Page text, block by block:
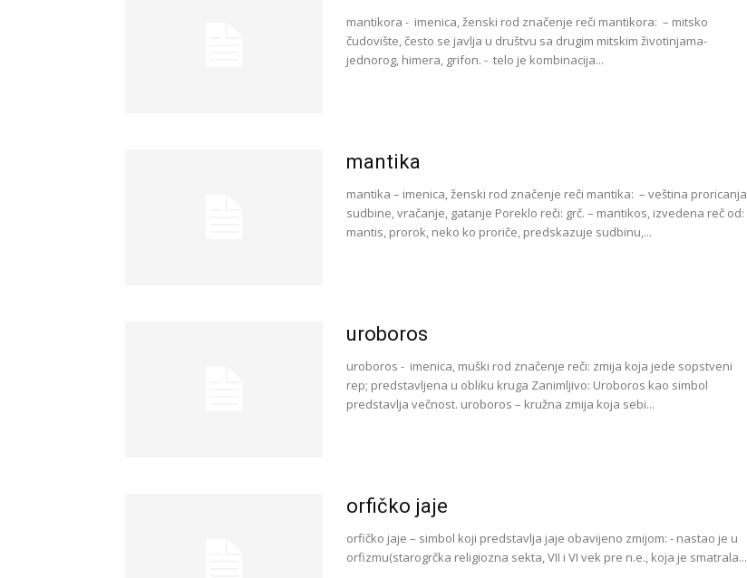
mantikora - imenica, ženski rod značenje reči mantikora: – mitsko
čudovište, često se javlja u društvu sa drugim mitskim životinjama-
jednorog, himera, grifon. - telo je kombinacija...
mantika
mantika – imenica, ženski rod značenje reči mantika: – veština proricanja
sudbine, vračanje, gatanje Poreklo reči: grč. – mantikos, izvedena reč od:
mantis, prorok, neko ko proriče, predskazuje sudbinu,...
uroboros
uroboros - imenica, muški rod značenje reči: zmija koja jede sopstveni
rep; predstavljena u obliku kruga Zanimljivo: Uroboros kao simbol
predstavlja večnost. uroboros – kružna zmija koja sebi...
orfičko jaje
orfičko jaje – simbol koji predstavlja jaje obavijeno zmijom: - nastao je u
orfizmu(starogrčka religiozna sekta, VII i VI vek pre n.e., koja je smatrala...